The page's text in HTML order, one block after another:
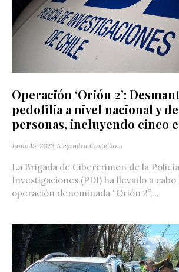
Operación ‘Orión 2’:
pedofilia a nivel nacional y
personas, incluyendo cinco
Junio 15, 2023 Alejandra Castellano
La Brigada de Cibercrimen de la
Investigaciones (PDI) ha llevado a cabo
operación denominada “Orión 2”,...